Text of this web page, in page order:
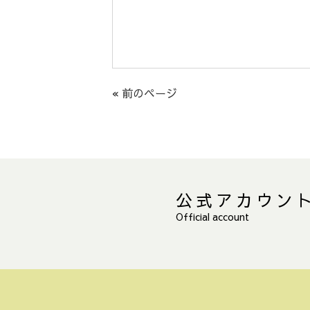
« 前のページ
公式アカウント
Official account